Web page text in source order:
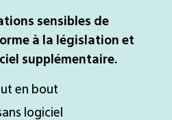
sensibles de
à la législation et
supplémentaire.
en bout
logiciel